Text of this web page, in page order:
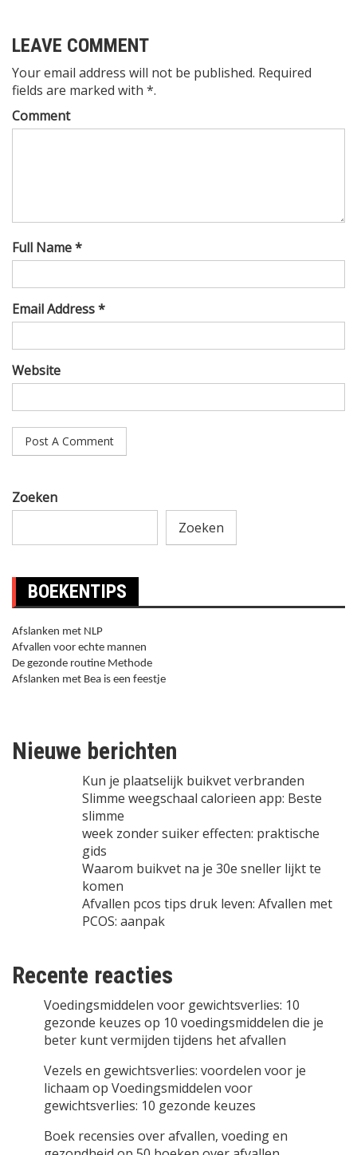
LEAVE COMMENT
Your email address will not be published. Required
fields are marked with *.
Comment
Full Name *
Email Address *
Website
Zoeken
Zoeken
BOEKENTIPS
Afslanken met NLP
Afvallen voor echte mannen
De gezonde routine Methode
Afslanken met Bea is een feestje
Nieuwe berichten
Kun je plaatselijk buikvet verbranden
Slimme weegschaal calorieen app: Beste
slimme
week zonder suiker effecten: praktische
gids
Waarom buikvet na je 30e sneller lijkt te
komen
Afvallen pcos tips druk leven: Afvallen met
PCOS: aanpak
Recente reacties
Voedingsmiddelen voor gewichtsverlies: 10
gezonde keuzes op 10 voedingsmiddelen die je
beter kunt vermijden tijdens het afvallen
Vezels en gewichtsverlies: voordelen voor je
lichaam op Voedingsmiddelen voor
gewichtsverlies: 10 gezonde keuzes
Boek recensies over afvallen, voeding en